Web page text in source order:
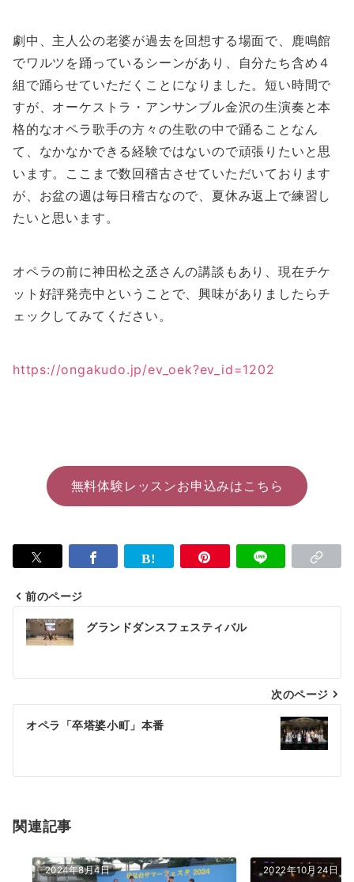
劇中、主人公の老婆が過去を回想する場面で、鹿鳴館
でワルツを踊っているシーンがあり、自分たち含め４
組で踊らせていただくことになりました。短い時間で
すが、オーケストラ・アンサンブル金沢の生演奏と本
格的なオペラ歌手の方々の生歌の中で踊ることなん
て、なかなかできる経験ではないので頑張りたいと思
います。ここまで数回稽古させていただいております
が、お盆の週は毎日稽古なので、夏休み返上で練習し
たいと思います。
オペラの前に神田松之丞さんの講談もあり、現在チケ
ット好評発売中ということで、興味がありましたらチ
ェックしてみてください。
https://ongakudo.jp/ev_oek?ev_id=1202
無料体験レッスンお申込みはこちら
投
稿
ビ
ゲ
シ
ン
前のページ
グランドダンスフェスティバル
次のページ
オペラ「卒塔婆小町」本番
関連記事
2024年8月4日 2022年10月24日